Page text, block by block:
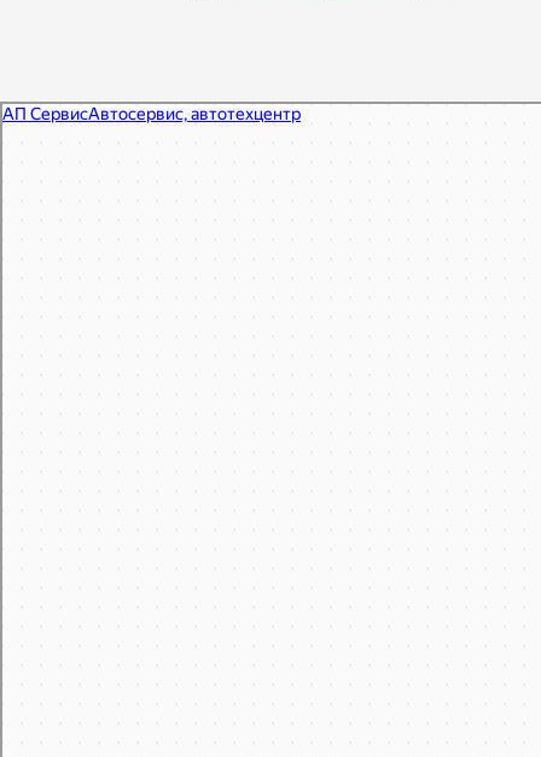
АП Сервис
Автосервис, автотехцентр в Москве